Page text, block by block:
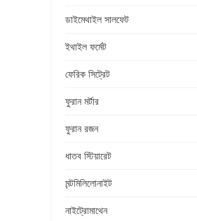
ডাইমেথাইল সালফেট
ইথাইল ফর্মেট
ফেরিক সিট্রেট
ফুরান মর্টার
ফুরান রজন
ধাতব স্টিয়ারেট
মন্টমিলিলোনাইট
নাইট্রোমাথেন